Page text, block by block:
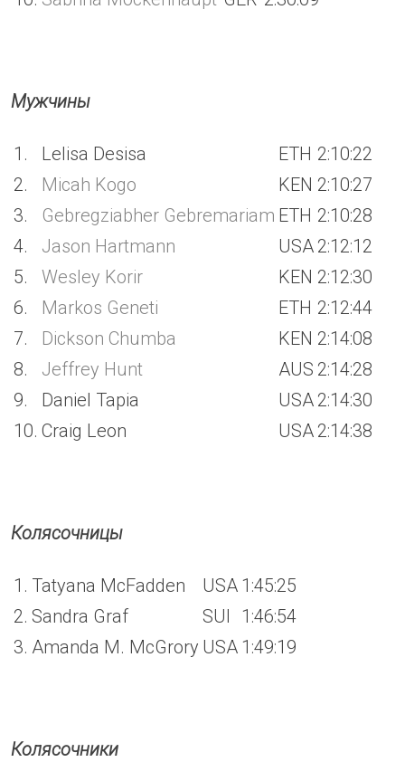
Мужчины
1. Lelisa Desisa ETH 2:10:22
2.
Micah Kogo KEN 2:10:27
3.
Gebregziabher Gebremariam ETH 2:10:28
4.
Jason Hartmann USA 2:12:12
5.
Wesley Korir KEN 2:12:30
6.
Markos Geneti ETH 2:12:44
7.
Dickson Chumba KEN 2:14:08
8.
Jeffrey Hunt AUS 2:14:28
9.
Daniel Tapia USA 2:14:30
10. Craig Leon USA 2:14:38
Колясочницы
1. Tatyana McFadden USA 1:45:25
2. Sandra Graf SUI
1:46:54
3. Amanda M. McGrory USA 1:49:19
Колясочники